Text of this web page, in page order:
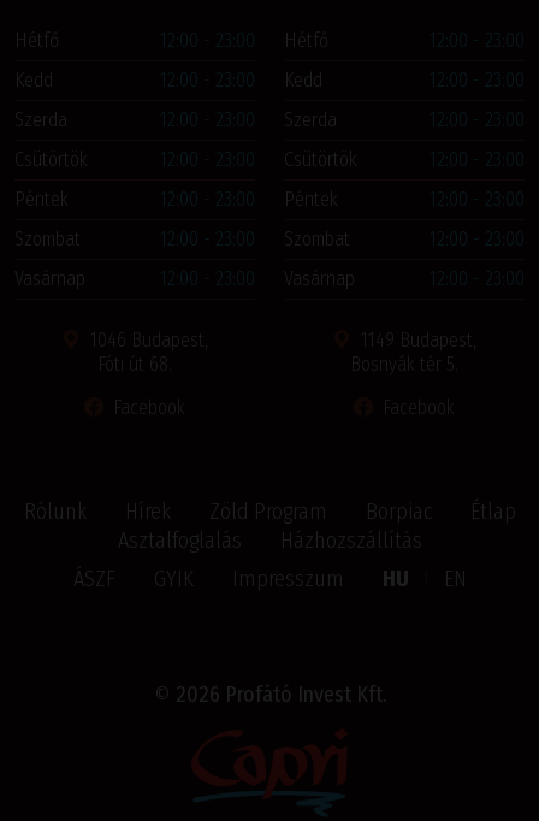
Hétfő
12:00 - 23:00
Kedd
12:00 - 23:00
Szerda
12:00 - 23:00
Csütörtök
12:00 - 23:00
Péntek
12:00 - 23:00
Szombat
12:00 - 23:00
Vasárnap
12:00 - 23:00
1046 Budapest,
Fóti út 68.
Facebook
Hétfő
12:00 - 23:00
Kedd
12:00 - 23:00
Szerda
12:00 - 23:00
Csütörtök
12:00 - 23:00
Péntek
12:00 - 23:00
Szombat
12:00 - 23:00
Vasárnap
12:00 - 23:00
1149 Budapest,
Bosnyák tér 5.
Facebook
Rólunk Hírek Zöld Program Borpiac
Étlap
Asztalfoglalás
Házhozszállítás
ÁSZF
GYIK Impresszum HU EN
© 2026 Profátó Invest Kft.